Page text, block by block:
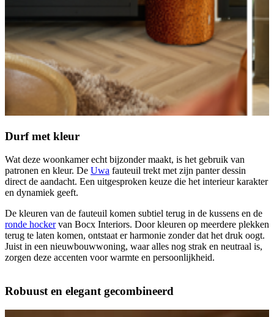
Durf met kleur
Wat deze woonkamer echt bijzonder maakt, is het gebruik van
patronen en kleur. De Uwa fauteuil trekt met zijn panter dessin
direct de aandacht. Een uitgesproken keuze die het interieur karakter
en dynamiek geeft.
De kleuren van de fauteuil komen subtiel terug in de kussens en de
ronde hockervan Bocx Interiors. Door kleuren op meerdere plekken
terug te laten komen, ontstaat er harmonie zonder dat het druk oogt.
Juist in een nieuwbouwwoning, waar alles nog strak en neutraal is,
zorgen deze accenten voor warmte en persoonlijkheid.
Robuust en elegant gecombineerd